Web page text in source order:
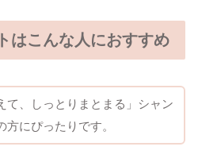
はこんな人におすすめ
て、しっとりまとまる」シャン
方にぴったりです。